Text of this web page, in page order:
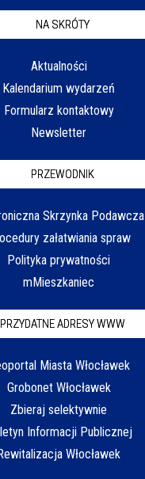
NA SKRÓTY
Aktualności
Kalendarium wydarzeń
Formularz kontaktowy
Newsletter
PRZEWODNIK
Skrzynka Podawcza
załatwiania spraw
Polityka prywatności
mMieszkaniec
PRZYDATNE ADRESY WWW
Miasta Włocławek
Grobonet Włocławek
Zbieraj selektywnie
Informacji Publicznej
Włocławek